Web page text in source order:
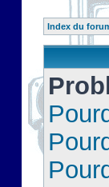
Index du